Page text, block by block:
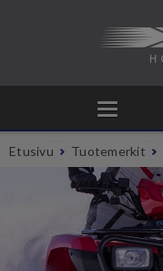
Etusivu Tuotemerkit